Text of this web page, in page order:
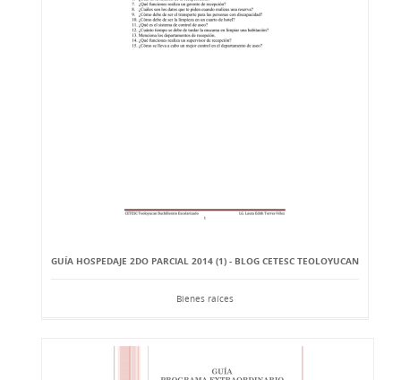
GUÍA HOSPEDAJE 2DO PARCIAL 2014 (1) - BLOG CETESC TEOLOYUCAN
Bienes raíces